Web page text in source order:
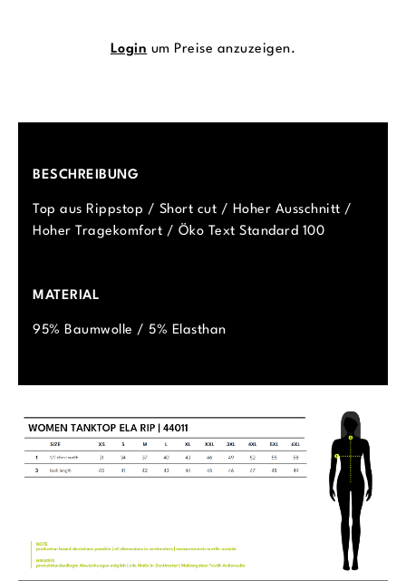
Login um Preise anzuzeigen.
BESCHREIBUNG
Top aus Rippstop / Short cut / Hoher Ausschnitt /
Hoher Tragekomfort / Öko Text Standard 100
MATERIAL
95% Baumwolle / 5% Elasthan